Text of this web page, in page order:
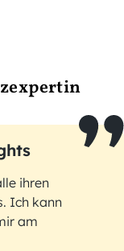
ihren
Ich kann
am